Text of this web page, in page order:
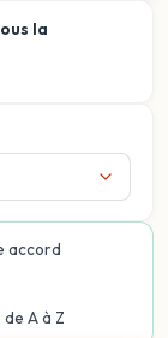
la
accord
A à Z